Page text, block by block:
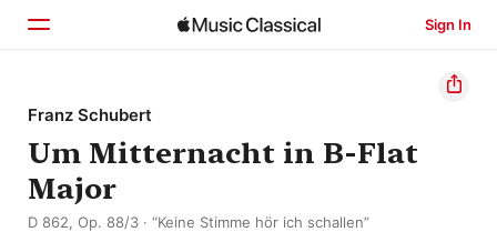
Sign In
Home
Browse
Search
Franz Schubert
Um Mitternacht in B-Flat
Major
D 862, Op. 88/3 · “Keine Stimme hör ich schallen”